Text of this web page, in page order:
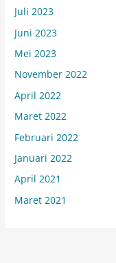
Juli 2023
Juni 2023
Mei 2023
November 2022
April 2022
Maret 2022
Februari 2022
Januari 2022
April 2021
Maret 2021